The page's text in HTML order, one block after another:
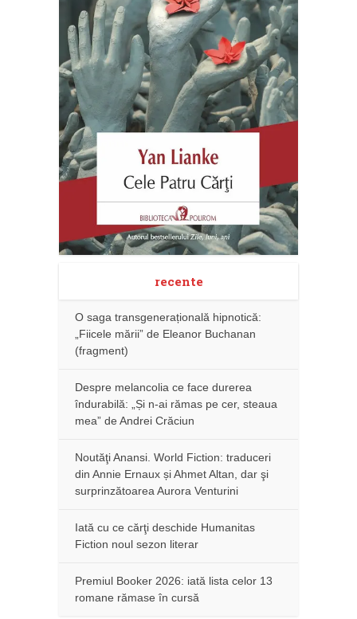
recente
O saga transgenerațională hipnotică:
„Fiicele mării” de Eleanor Buchanan
(fragment)
Despre melancolia ce face durerea
îndurabilă: „Și n-ai rămas pe cer, steaua
mea” de Andrei Crăciun
Noutăţi Anansi. World Fiction: traduceri
din Annie Ernaux și Ahmet Altan, dar şi
surprinzătoarea Aurora Venturini
Iată cu ce cărţi deschide Humanitas
Fiction noul sezon literar
Premiul Booker 2026: iată lista celor 13
romane rămase în cursă